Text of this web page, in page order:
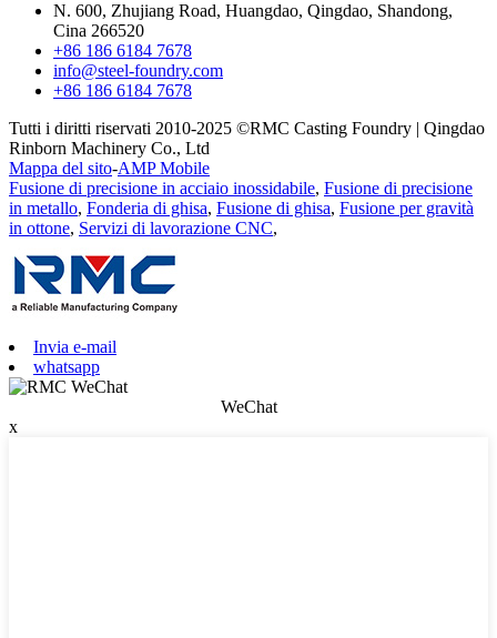
N. 600, Zhujiang Road, Huangdao, Qingdao, Shandong,
Cina 266520
+86 186 6184 7678
info@steel-foundry.com
+86 186 6184 7678
Tutti i diritti riservati 2010-2025 ©RMC Casting Foundry | Qingdao
Rinborn Machinery Co., Ltd
Mappa del sito-AMP Mobile
Fusione di precisione in acciaio inossidabile, Fusione di precisione
in metallo, Fonderia di ghisa, Fusione di ghisa, Fusione per gravità
in ottone, Servizi di lavorazione CNC,
Invia e-mail
whatsapp
WeChat
x